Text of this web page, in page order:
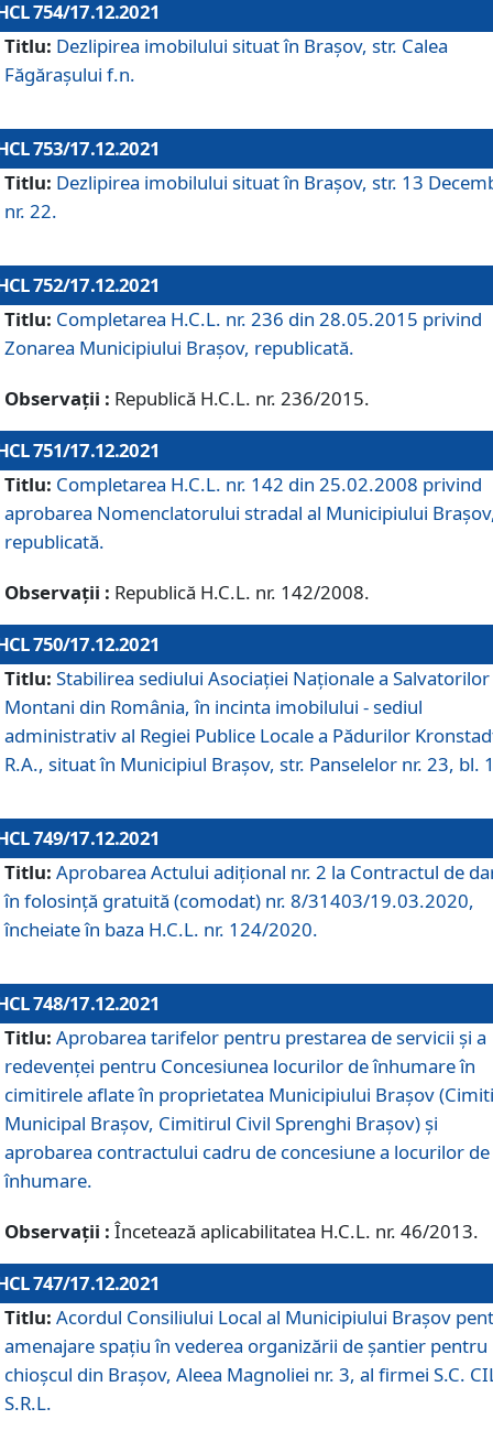
754/17.12.2021
Titlu: Dezlipirea imobilului situat în Brașov, str. Calea
Făgărașului f.n.
753/17.12.2021
Titlu: Dezlipirea imobilului situat în Brașov, str. 13
nr. 22.
752/17.12.2021
Titlu: Completarea H.C.L. nr. 236 din 28.05.2015 privind
Zonarea Municipiului Braşov, republicată.
Observații : Republică H.C.L. nr. 236/2015.
751/17.12.2021
Titlu: Completarea H.C.L. nr. 142 din 25.02.2008 privind
aprobarea Nomenclatorului stradal al Municipiului
republicată.
Observații : Republică H.C.L. nr. 142/2008.
750/17.12.2021
Titlu: Stabilirea sediului Asociației Naționale a Salvatorilor
Montani din România, în incinta imobilului - sediul
administrativ al Regiei Publice Locale a Pădurilor
R.A., situat în Municipiul Braşov, str. Panselelor nr. 23, bl.
749/17.12.2021
Titlu: Aprobarea Actului adițional nr. 2 la Contractul de
în folosință gratuită (comodat) nr. 8/31403/19.03.2020,
încheiate în baza H.C.L. nr. 124/2020.
748/17.12.2021
Titlu: Aprobarea tarifelor pentru prestarea de servicii şi a
redevenţei pentru Concesiunea locurilor de înhumare în
cimitirele aflate în proprietatea Municipiului Braşov
Municipal Braşov, Cimitirul Civil Sprenghi Braşov) şi
aprobarea contractului cadru de concesiune a locurilor de
înhumare.
Observații : Încetează aplicabilitatea H.C.L. nr. 46/2013.
747/17.12.2021
Titlu: Acordul Consiliului Local al Municipiului Braşov
amenajare spațiu în vederea organizării de șantier pentru
chioșcul din Brașov, Aleea Magnoliei nr. 3, al firmei S.C.
S.R.L.